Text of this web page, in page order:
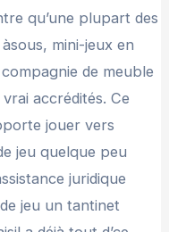
qu’une plupart des
mini-jeux en
de meuble
accrédités. Ce
jouer vers
jeu quelque peu
juridique
jeu un tantinet